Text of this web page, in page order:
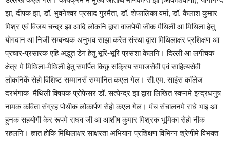
झा, दीपक झा, डॉ. भुवनेश्वर प्रसाद गुरमैता, डॉ. शेफालिका वर्मा, डॉ. कैलाश कुमार
मिश्र एवं विजय चन्द्र झा आदि लोकनि द्वारा वाजपेयी जीक मैथिली आ मिथिला हेतु
योगदान आ निजी सम्बन्धक अनुभव साझा करैत संस्था द्वारा मिथिलाक्षर प्रशिक्षण आ
प्रचार-प्रसारक एहि अद्भुत डेग हेतु भूरि-भूरि प्रसंशा केलनि। दिल्ली आ लगीचक
क्षेत्र मे मिथिला-मैथिली हेतु समर्पित किछु सक्रिय समाजसेवी एवं साहित्यसेवी
लोकनिकेँ सेहो विशिष्ट सम्मानसँ सम्मानित कएल गेल। सी.एम. साइंस कॉलेज
दरभंगाक मैथिली विषयक प्रोफेसर डॉ. सत्येन्द्र झा द्वारा लिखित स्वप्नमे इन्द्रधनुष
नामक कविता संग्रह पोथीक लोकार्पण सेहो कएल गेल। मंच संचालनमे राधे भाइ आ
हुनक सहयोगी केर रूपमे राघव जी आ आशीष कुमार मिश्रक भूमिका सेहो नीक
रहलनि। ज्ञात होकि मिथिलाक्षर साक्षरता अभियान प्रशिक्षण विभिन्न श्रेणीमे विभक्त